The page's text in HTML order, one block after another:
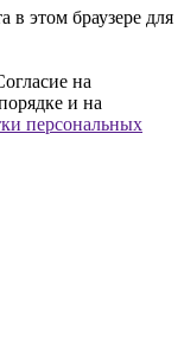
в этом браузере для
на
и на
персональных